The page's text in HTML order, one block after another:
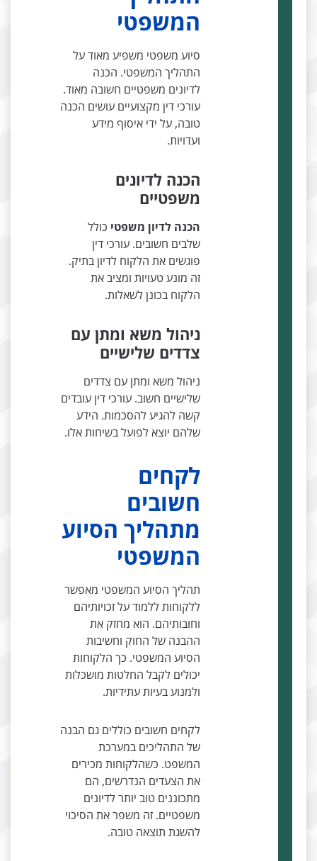
המשפטי
סיוע משפטי משפיע מאוד על
התהליך המשפטי. הכנה
לדיונים משפטיים חשובה מאוד.
עורכי דין מקצועיים עושים הכנה
טובה, על ידי איסוף מידע
ועדויות.
הכנה לדיונים
משפטיים
הכנה לדיון משפטיכולל
שלבים חשובים. עורכי דין
פוגשים את הלקוח לדיון בתיק.
זה מונע טעויות ומציב את
הלקוח בכונן לשאלות.
ניהול משא ומתן עם
צדדים שלישיים
ניהול משא ומתן עם צדדים
שלישיים חשוב. עורכי דין עובדים
קשה להגיע להסכמות. הידע
שלהם יוצא לפועל בשיחות אלו.
לקחים
חשובים
מתהליך הסיוע
המשפטי
תהליך הסיוע המשפטי מאפשר
ללקוחות ללמוד על זכויותיהם
וחובותיהם. הוא מחזק את
ההבנה של החוק וחשיבות
הסיוע המשפטי. כך הלקוחות
יכולים לקבל החלטות מושכלות
ולמנוע בעיות עתידיות.
לקחים חשובים כוללים גם הבנה
של התהליכים במערכת
המשפט. כשהלקוחות מכירים
את הצעדים הנדרשים, הם
מתכוננים טוב יותר לדיונים
משפטיים. זה משפר את הסיכוי
להשגת תוצאה טובה.